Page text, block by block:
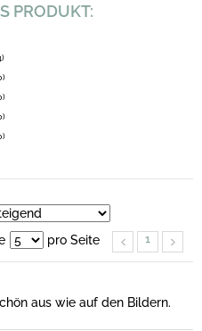
PRODUKT:
pro Seite 1
aus wie auf den Bildern.